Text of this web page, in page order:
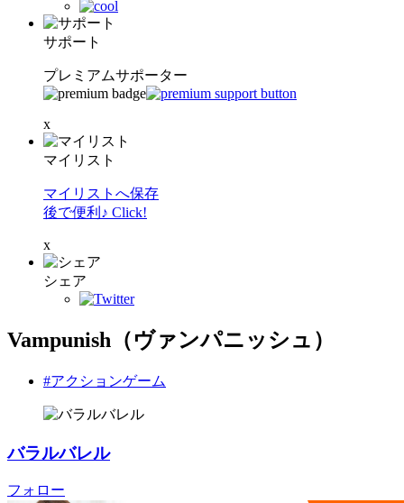
サポート
プレミアムサポーター
x
マイリスト
マイリストへ保存
後で便利♪ Click!
x
シェア
Vampunish（ヴァンパニッシュ）
#アクションゲーム
バラルバレル
フォロー